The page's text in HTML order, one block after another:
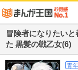
冒険者になりたい
た 黒髪の戦乙女(6)
青年